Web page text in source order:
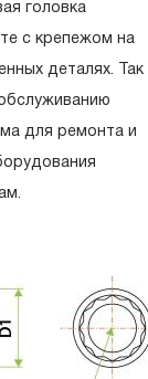
головка
с крепежом на
деталях.
для ремонта и
на
срока
в
с даты продажи.
и OMBRA®
в
и
инструмента,